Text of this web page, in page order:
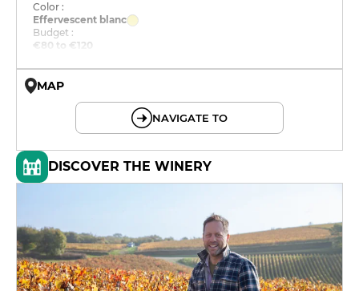
Color :
Effervescent blanc
Budget :
€80 to €120
MAP
NAVIGATE TO
DISCOVER THE WINERY